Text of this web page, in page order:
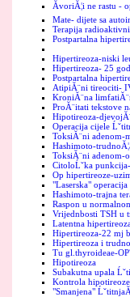
ĂvoriĂ¦i ne rastu -
Mate- dijete sa
Terapija
Postpartalna
Hipertireoza-niski
Hipertireoza- 25 god
Postpartalna
AtipiĂ¨ni tireociti-
KroniĂ¨na
ProĂ¨itati tekstove
Hipotireoza-
Operacija cijele
ToksiĂ¨ni adenom-
Hashimoto-
ToksiĂ¨ni adenom-
CitoloĹˇka
Op hipertireoze-
"Laserska" operacija
Hashimoto-trajna
Raspon u
Vrijednbosti TSH u
Latentna
Hipertireoza-22 mj
Hipertireoza i
Tu gl.thyroideae-
Hipotireoza
Subakutna upala
Kontrola hipotireoze
"Smanjena"